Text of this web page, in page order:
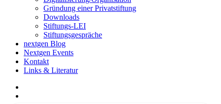
Gründung einer Privatstiftung
Downloads
Stiftungs-LEI
Stiftungsgespräche
nextgen Blog
Nextgen Events
Kontakt
Links & Literatur